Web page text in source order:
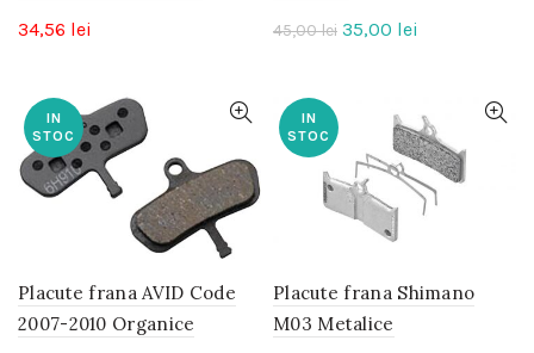
34,56 lei 45,00lei Prețul
45,00 lei.
35,00 lei
35,00 lei.
IN
STOC
Placute frana AVID Code
2007-2010 Organice
IN
STOC
Placute frana Shimano
M03 Metalice